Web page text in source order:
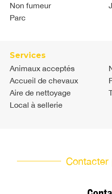
Non fumeur
Parc
Services
Animaux acceptés
Accueil de chevaux
Aire de nettoyage
Local à sellerie
Contacter